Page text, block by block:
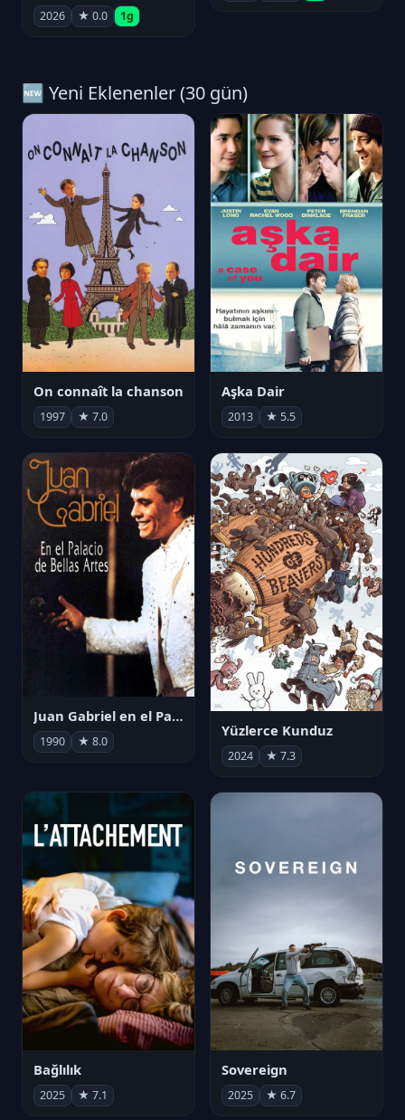
2026 ★ 0.0 1g
🆕 Yeni Eklenenler (30 gün)
On connaît la chanson
1997 ★ 7.0
Aşka Dair
2013 ★ 5.5
Juan Gabriel en el Palacio de Bellas Artes
1990 ★ 8.0
Yüzlerce Kunduz
2024 ★ 7.3
Bağlılık
2025 ★ 7.1
Sovereign
2025 ★ 6.7